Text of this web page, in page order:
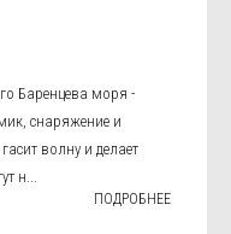
Баренцева моря -
снаряжение и
волну и делает
н...
ПОДРОБНЕЕ